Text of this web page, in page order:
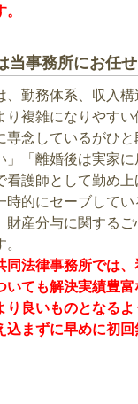
当事務所にお任
、勤務体系、収入
り複雑になりやすい
専念しているがひ
」「離婚後は実家
看護師として勤め
時的にセーブして
財産分与に関する
同法律事務所では
いても解決実績豊
り良いものとなる
込まずに早めに初